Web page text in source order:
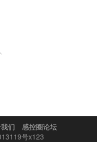
们
感控圈论坛
号x123